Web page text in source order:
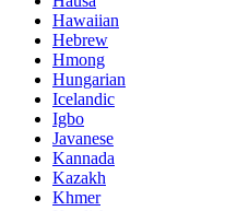
Hawaiian
Hebrew
Hmong
Hungarian
Icelandic
Igbo
Javanese
Kannada
Kazakh
Khmer